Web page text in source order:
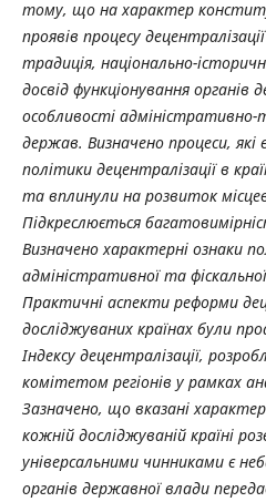
тому, що на характер
проявів процесу
традиція, національно-
досвід функціонування
особливості
держав. Визначено процеси, які
політики децентралізації в
та вплинули на розвиток
Підкреслюється
Визначено характерні ознаки
адміністративної та
Практичні аспекти реформи
досліджуваних країнах були
Індексу децентралізації,
комітетом регіонів у рамках
Зазначено, що вказані
кожній досліджуваній країні
універсальними чинниками є
органів державної влади